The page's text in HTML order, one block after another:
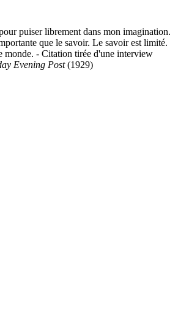
puiser librement dans mon imagination.
que le savoir. Le savoir est limité.
monde. - Citation tirée d'une interview
Evening Post(1929)